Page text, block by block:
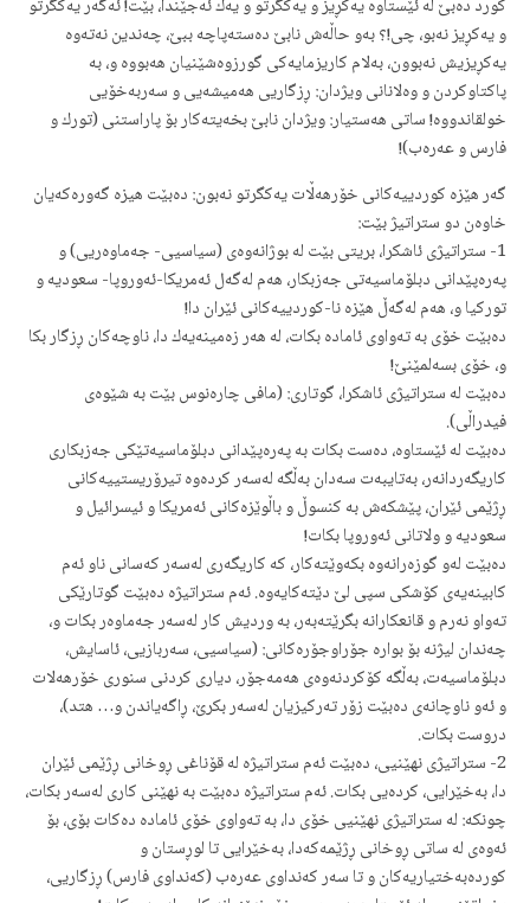
كورد ده‌بێ له‌ ئێستاوه‌ یه‌كڕیز و یه‌كگرتو و یه‌ك ئه‌جێندا، بێت! ئه‌گه‌ر یه‌كگرتو
و یه‌كڕیز نه‌بو، چی!؟ به‌و حاڵه‌ش نابێ ده‌سته‌پاچه‌ ببێ، چه‌ندین نه‌ته‌وه‌
یه‌كڕیزیش نه‌بوون، به‌لام كاریزمایه‌كی گورزوه‌شێنیان هه‌بووه‌ و، به‌
پاكتاوكردن و وه‌لانانی ویژدان: ڕزگاریی هه‌میشه‌یی و سه‌ربه‌خۆیی
خولقاندووه‌! ساتی هه‌ستیار: ویژدان نابێ بخه‌یته‌كار بۆ پاراستنی (تورك و
فارس و عه‌ره‌ب)!
گه‌ر هێزه‌ كوردییه‌كانی خۆرهه‌ڵات یه‌كگر‌تو نه‌بون: ده‌بێت هیزه‌ گه‌وره‌كه‌یان
خاوه‌ن دو ستراتیژ بێت:
1- ستراتیژی ئاشكرا، بریتی بێت له‌ بوژانه‌وه‌ی (سیاسیی- جه‌ماوه‌ریی) و
په‌ره‌پێدانی دبلۆماسیه‌تی جه‌زبكار، هه‌م له‌گه‌ل ئه‌مریكا-ئه‌وروپا- سعودیه‌ و
توركیا و، هه‌م له‌گه‌ڵ هێزه‌ نا-كوردییه‌كانی ئێران دا!
ده‌بێت خۆی به‌ ته‌واوی ئاماده‌ بكات، له‌ هه‌ر زه‌مینه‌یه‌ك دا، ناوچه‌كان ڕزگار بكا
و، خۆی بسه‌لمێنێ!
ده‌بێت له‌ ستراتیژی ئاشكرا، گوتاری: (مافی چاره‌نوس بێت به‌ شێوه‌ی
فیدراڵی).
ده‌بێت له‌ ئێستاوه‌، ده‌ست بكات به‌ په‌ره‌پێدانی دبلۆماسیه‌تێكی جه‌زبكاری
كاریگه‌ردانه‌ر، به‌تایبه‌ت سه‌دان به‌ڵگه‌ له‌سه‌ر كرده‌وه‌ تیرۆریستییه‌كانی
ڕژێمی ئێران، پێشكه‌ش به‌ كنسوڵ و باڵوێزه‌كانی ئه‌مریكا و ئیسرائیل و
سعودیه‌ و ولاتانی ئه‌وروپا بكات!
ده‌بێت له‌و گوزه‌رانه‌وه‌ بكه‌وێته‌كار، كه‌ كاریگه‌ری له‌سه‌ر كه‌سانی ناو ئه‌م
كابینه‌یه‌ی كۆشكی سپی لێ دێته‌كایه‌وه‌. ئه‌م ستراتیژه‌ ده‌بێت گوتارێكی
ته‌واو نه‌رم و قانعكارانه‌ بگرێته‌به‌ر، به‌ وردیش كار له‌سه‌ر جه‌ماوه‌ر بكات و،
چه‌ندان لیژنه‌ بۆ بواره‌ جۆراوجۆره‌كانی: (سیاسیی، سه‌ربازیی، ئاسایش،
دبلۆماسیه‌ت، به‌ڵگه‌ كۆكردنه‌وه‌ی هه‌مه‌جۆر، دیاری كردنی سنوری خۆرهه‌لات
و ئه‌و ناوچانه‌ی ده‌بێت زۆر ته‌ركیزیان له‌سه‌ر بكرێ، ڕاگه‌یاندن و… هتد)،
دروست بكات.
2- ستراتیژی نهێنیی، ده‌بێت ئه‌م ستراتیژه‌ له‌ قۆناغی ڕوخانی ڕژێمی ئێران
دا، به‌خێرایی،‌ كرده‌‌یی بكات. ئه‌م ستراتیژه‌ ده‌بێت به‌ نهێنی كاری له‌سه‌ر بكات،
چونكه‌: له‌ ستراتیژی نهێنیی خۆی دا، به‌ ته‌واوی خۆی ئاماده‌ ده‌كات بۆی، بۆ
ئه‌وه‌ی له‌ ساتی ڕوخانی ڕژێمه‌كه‌دا، به‌خێرایی تا لوڕستان و
كورده‌به‌ختیاریه‌كان و تا سه‌ر كه‌نداوی عه‌ره‌ب (كه‌نداوی فارس) ڕزگاریی،